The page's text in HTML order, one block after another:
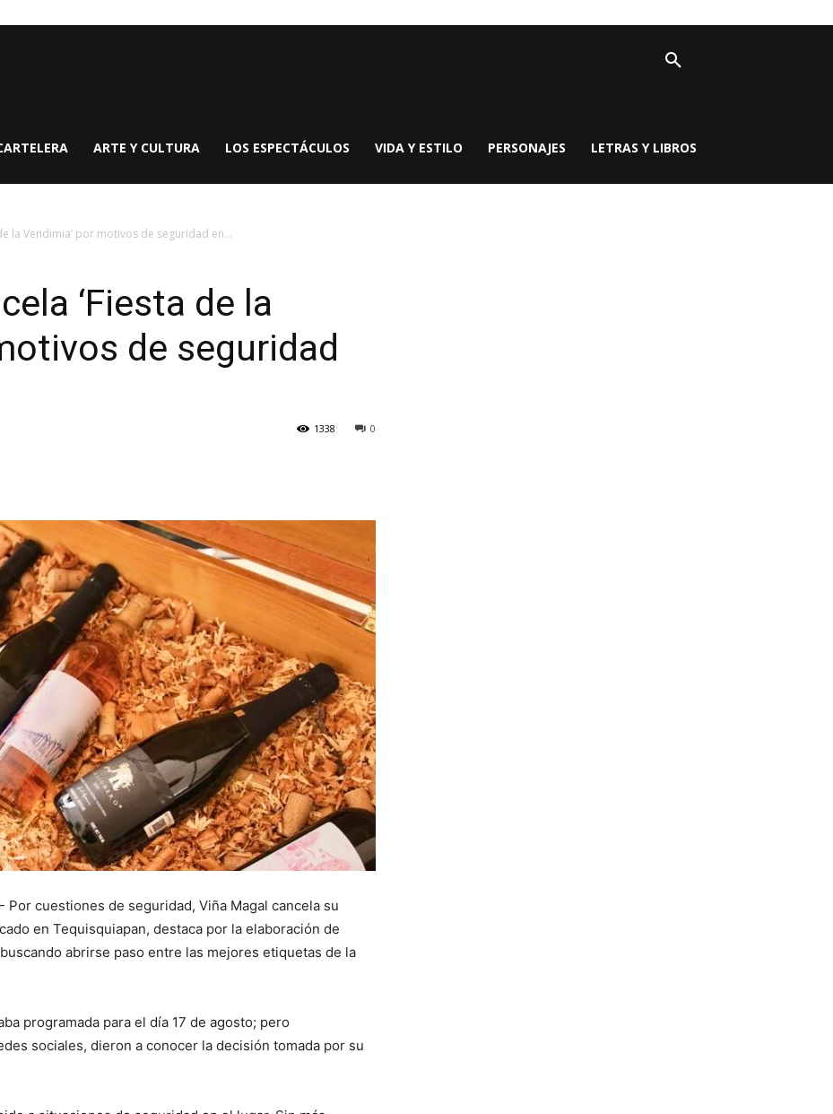
ARTE Y CULTURA LOS ESPECTÁCULOS VIDA Y ESTILO PERSONAJES LETRAS Y LIBROS
la Vendimia’ por motivos de seguridad en...
‘Fiesta de la
de seguridad
0
1338
cuestiones de seguridad, Viña Magal cancela su
en Tequisquiapan, destaca por la elaboración de
abrirse paso entre las mejores etiquetas de la
programada para el día 17 de agosto; pero
sociales, dieron a conocer la decisión tomada por su